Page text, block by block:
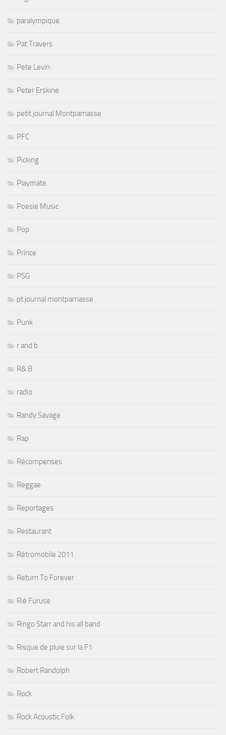
paralympique
Pat Travers
Pete Levin
Peter Erskine
petit journal Montparnasse
PFC
Picking
Playmate
Poesie Music
Pop
Prince
PSG
pt journal montparnasse
Punk
r and b
R& B
radio
Randy Savage
Rap
Récompenses
Reggae
Reportages
Restaurant
Rétromobile 2011
Return To Forever
Rié Furuse
Ringo Starr and his all band
Risque de pluie sur la F1
Robert Randolph
Rock
Rock Acoustic Folk